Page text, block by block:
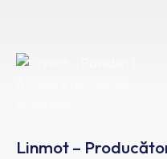
Linmot –